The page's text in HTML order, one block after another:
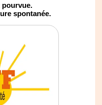
pourvue.
spontanée.